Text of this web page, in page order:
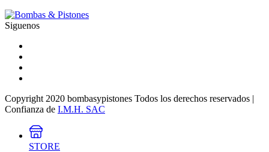
Siguenos
Copyright 2020 bombasypistones Todos los derechos reservados |
Confianza de I.M.H. SAC
STORE